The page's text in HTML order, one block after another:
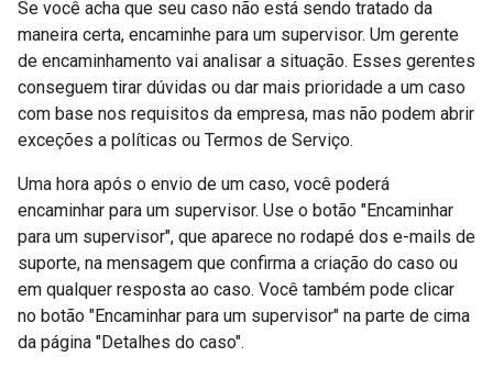
Se você acha que seu caso não está sendo tratado da
maneira certa, encaminhe para um supervisor. Um gerente
de encaminhamento vai analisar a situação. Esses gerentes
conseguem tirar dúvidas ou dar mais prioridade a um caso
com base nos requisitos da empresa, mas não podem abrir
exceções a políticas ou Termos de Serviço.
Uma hora após o envio de um caso, você poderá
encaminhar para um supervisor. Use o botão "Encaminhar
para um supervisor", que aparece no rodapé dos e-mails de
suporte, na mensagem que confirma a criação do caso ou
em qualquer resposta ao caso. Você também pode clicar
no botão "Encaminhar para um supervisor" na parte de cima
da página "Detalhes do caso".